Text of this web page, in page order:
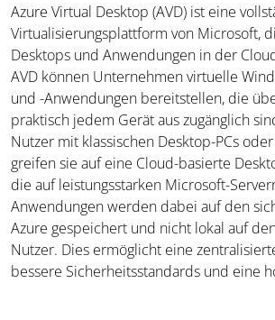
Azure Virtual Desktop (AVD) ist eine
Virtualisierungsplattform von Microsoft,
Desktops und Anwendungen in der
AVD können Unternehmen virtuelle
und -Anwendungen bereitstellen, die
praktisch jedem Gerät aus zugänglich
Nutzer mit klassischen Desktop-PCs
greifen sie auf eine Cloud-basierte
die auf leistungsstarken Microsoft-
Anwendungen werden dabei auf den
Azure gespeichert und nicht lokal auf
Nutzer. Dies ermöglicht eine
bessere Sicherheitsstandards und eine